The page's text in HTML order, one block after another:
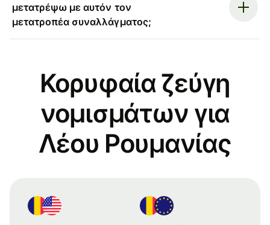
μετατρέψω με αυτόν τον
μετατροπέα συναλλάγματος;
Κορυφαία ζεύγη
νομισμάτων για
Λέου Ρουμανίας